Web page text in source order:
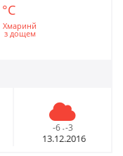
°C
Хмаринй
з дощем
-6 - -3
13.12.2016